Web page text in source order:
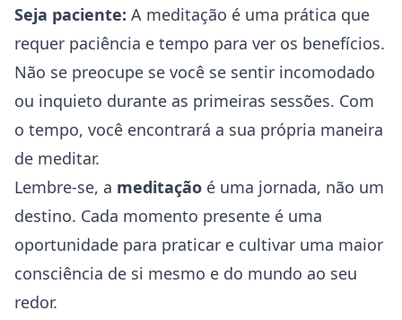
Seja paciente: A meditação é uma prática que
requer paciência e tempo para ver os benefícios.
Não se preocupe se você se sentir incomodado
ou inquieto durante as primeiras sessões. Com
o tempo, você encontrará a sua própria maneira
de meditar.
Lembre-se, a meditação é uma jornada, não um
destino. Cada momento presente é uma
oportunidade para praticar e cultivar uma maior
consciência de si mesmo e do mundo ao seu
redor.